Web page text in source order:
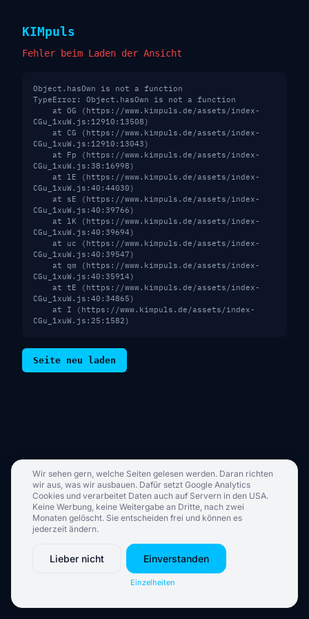
KIMpuls
Fehler beim Laden der Ansicht
Object.hasOwn is not a function
TypeError: Object.hasOwn is not a function
CGu_1xuW.js:12910:13508)
CGu_1xuW.js:12910:13043)
CGu_1xuW.js:38:16998)
CGu_1xuW.js:40:44030)
CGu_1xuW.js:40:39766)
CGu_1xuW.js:40:39694)
CGu_1xuW.js:40:39547)
CGu_1xuW.js:40:35914)
CGu_1xuW.js:40:34865)
CGu_1xuW.js:25:1582)
Seite neu laden
Wir sehen gern, welche Seiten gelesen werden. Daran richten
wir aus, was wir ausbauen. Dafür setzt Google Analytics
Cookies und verarbeitet Daten auch auf Servern in den USA.
Keine Werbung, keine Weitergabe an Dritte, nach zwei
Monaten gelöscht. Sie entscheiden frei und können es
jederzeit ändern.
Einzelheiten
Lieber nicht Einverstanden